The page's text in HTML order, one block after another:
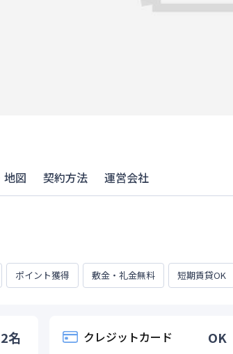
地図 契約方法 運営会社
ポイント獲得 敷金・礼金無料 短期賃貸OK
2名 クレジットカード OK